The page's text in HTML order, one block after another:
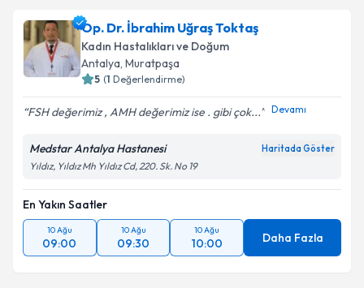
Op. Dr. İbrahim Uğraş Toktaş
Kadın Hastalıkları ve Doğum
Antalya, Muratpaşa
5 (1 Değerlendirme)
FSH değerimiz , AMH değerimiz ise . gibi çok... Devamı
Medstar Antalya Hastanesi Haritada Göster
Yıldız, Yıldız Mh Yıldız Cd, 220. Sk. No 19
En Yakın Saatler
10 Ağu
09:00
10 Ağu
09:30
10 Ağu
10:00 Daha Fazla